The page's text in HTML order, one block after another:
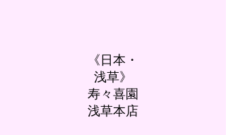
《日本・
浅草》
寿々喜園
浅草本店